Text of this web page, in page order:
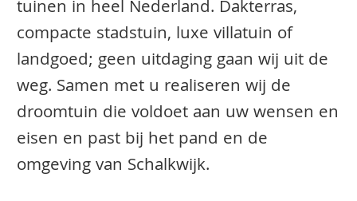
tuinen in heel Nederland. Dakterras,
compacte stadstuin, luxe villatuin of
landgoed; geen uitdaging gaan wij uit de
weg. Samen met u realiseren wij de
droomtuin die voldoet aan uw wensen en
eisen en past bij het pand en de
omgeving van Schalkwijk.